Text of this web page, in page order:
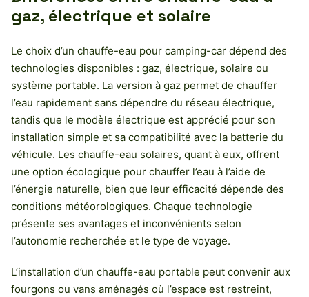
gaz, électrique et solaire
Le choix d’un chauffe-eau pour camping-car dépend des
technologies disponibles : gaz, électrique, solaire ou
système portable. La version à gaz permet de chauffer
l’eau rapidement sans dépendre du réseau électrique,
tandis que le modèle électrique est apprécié pour son
installation simple et sa compatibilité avec la batterie du
véhicule. Les chauffe-eau solaires, quant à eux, offrent
une option écologique pour chauffer l’eau à l’aide de
l’énergie naturelle, bien que leur efficacité dépende des
conditions météorologiques. Chaque technologie
présente ses avantages et inconvénients selon
l’autonomie recherchée et le type de voyage.
L’installation d’un chauffe-eau portable peut convenir aux
fourgons ou vans aménagés où l’espace est restreint,